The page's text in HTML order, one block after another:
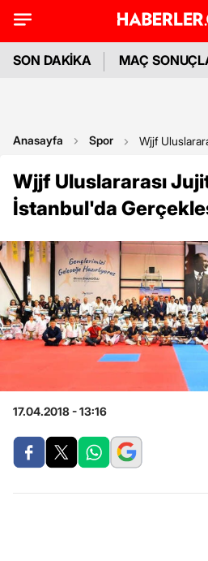
SON DAKİKA MAÇ
Anasayfa Spor Wjjf
Wjjf Uluslararası
İstanbul'da
17.04.2018 - 13:16